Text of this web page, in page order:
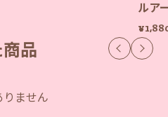
ルア
品
りません